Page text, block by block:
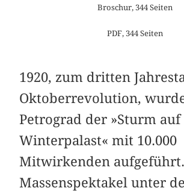
Broschur, 344 Seiten
PDF, 344 Seiten
1920, zum dritten
Oktoberrevolution,
Petrograd der »Sturm auf
Winterpalast« mit 10.000
Mitwirkenden aufgeführt.
Massenspektakel unter